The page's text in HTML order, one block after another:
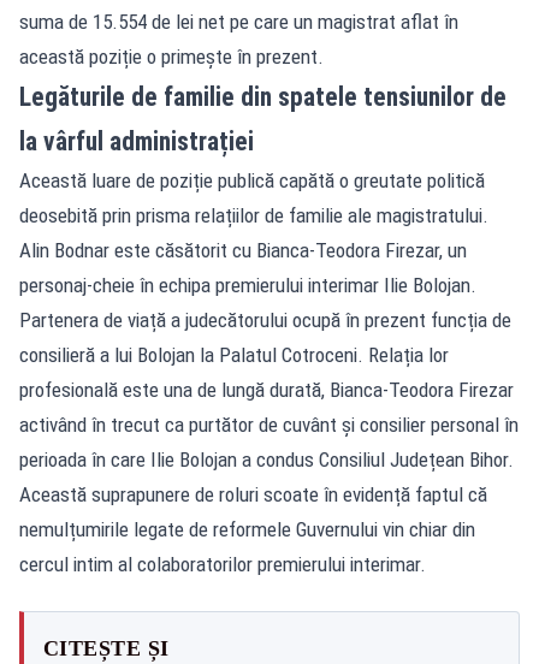
suma de 15.554 de lei net pe care un magistrat aflat în
această poziție o primește în prezent.
Legăturile de familie din spatele tensiunilor de
la vârful administrației
Această luare de poziție publică capătă o greutate politică
deosebită prin prisma relațiilor de familie ale magistratului.
Alin Bodnar este căsătorit cu Bianca-Teodora Firezar, un
personaj-cheie în echipa premierului interimar Ilie Bolojan.
Partenera de viață a judecătorului ocupă în prezent funcția de
consilieră a lui Bolojan la Palatul Cotroceni. Relația lor
profesională este una de lungă durată, Bianca-Teodora Firezar
activând în trecut ca purtător de cuvânt și consilier personal în
perioada în care Ilie Bolojan a condus Consiliul Județean Bihor.
Această suprapunere de roluri scoate în evidență faptul că
nemulțumirile legate de reformele Guvernului vin chiar din
cercul intim al colaboratorilor premierului interimar.
CITEȘTE ȘI